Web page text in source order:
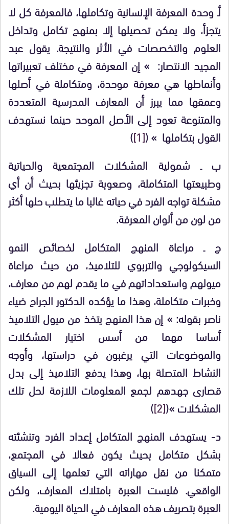
أـ وحدة المعرفة الإنسانية وتكاملها،فالمعرفة كل لا
يتجزأ، ولا يمكن تحصيلها إلا بمنهج تكامل وتداخل
العلوم والتخصصات في الأثر والنتيجة. يقول عبد
المجيد الانتصار: » إن المعرفة في مختلف تعبيراتها
وأنماطها هي معرفة موحدة، ومتكاملة في أصلها
وعمقها مما يبرز أن المعارف المدرسية المتعددة
والمتنوعة تعود إلى الأصل الموحد حينما نستهدف
القول بتكاملها » ([1]
)
ب ـ شمولية المشكلات المجتمعية والحياتية
وطبيعتها المتكاملة، وصعوبة تجزيئها بحيث أن أي
مشكلة تواجه الفرد في حياته غالبا ما يتطلب حلها أكثر
من لون من ألوان المعرفة.
ج ـ مراعاة المنهج المتكامل لخصائص النمو
السيكولوجي والتربوي للتلاميذ، من حيث مراعاة
ميولهم واستعداداتهم في ما يقدم لهم من معارف،
وخبرات متكاملة، وهذا ما يؤكده الدكتور الجراح ضياء
ناصر بقوله: » إن هذا المنهج يتخذ من ميول التلاميذ
أساسا مهما من أسس اختيار المشكلات
والموضوعات التي يرغبون في دراستها، وأوجه
النشاط المتصلة بها، وهذا يدفع التلاميذ إلى بدل
قصارى جهدهم لجمع المعلومات اللازمة لحل تلك
المشكلات »([2]
)
د- يستهدف المنهج المتكامل إعداد الفرد وتنشئته
بشكل متكامل بحيث يكون فعالا في المجتمع،
متمكنا من نقل مهاراته التي تعلمها إلى السياق
الواقعي. فليست العبرة بامتلاك المعارف، ولكن
العبرة بتصريف هذه المعارف في الحياة اليومية.